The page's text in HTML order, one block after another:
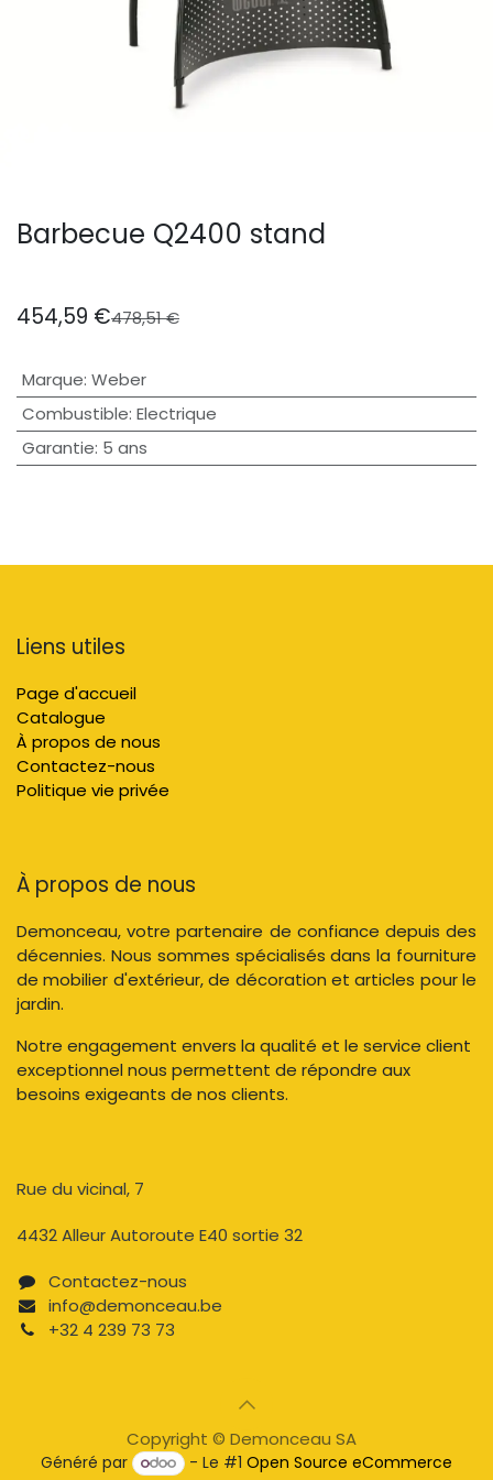
Barbecue Q2400 stand
454,59 €478,51€
Marque: Weber
Combustible: Electrique
Garantie: 5 ans
Liens utiles
Page d'accueil
Catalogue
À propos de nous
Contactez-nous
Politique vie privée
À propos de nous
Demonceau, votre partenaire de confiance depuis des
décennies. Nous sommes spécialisés dans la fourniture
de mobilier d'extérieur, de décoration et articles pour le
jardin.
Notre engagement envers la qualité et le service client
exceptionnel nous permettent de répondre aux
besoins exigeants de nos clients.
Rue du vicinal, 7​
4432 Alleur Autoroute E40 sortie 32
Contactez-nous​
info@demonceau.be
+32 4 239 73 73​​
Copyright © Demonceau SA
Généré par - Le #1Open Source eCommerce